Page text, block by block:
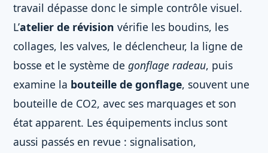
travail dépasse donc le simple contrôle visuel.
L’atelier de révision vérifie les boudins, les
collages, les valves, le déclencheur, la ligne de
bosse et le système de gonflage radeau, puis
examine la bouteille de gonflage, souvent une
bouteille de CO2, avec ses marquages et son
état apparent. Les équipements inclus sont
aussi passés en revue : signalisation,